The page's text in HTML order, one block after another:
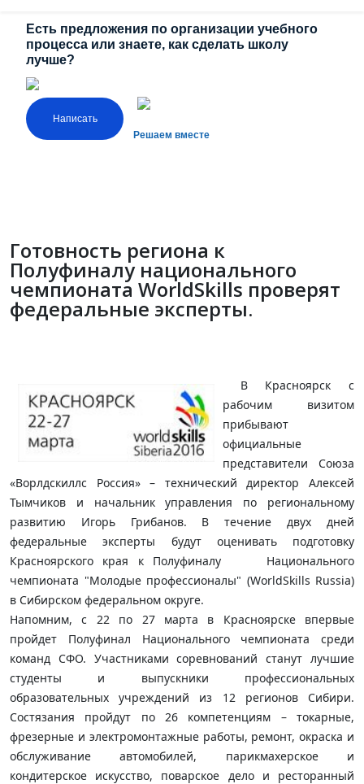
Есть предложения по организации учебного
процесса или знаете, как сделать школу
лучше?
Написать
Решаем вместе
Готовность региона к
Полуфиналу национального
чемпионата WorldSkills проверят
федеральные эксперты.
В Красноярск с
рабочим визитом
прибывают
официальные
представители Союза
«Ворлдскиллс Россия» – технический директор Алексей
Тымчиков и начальник управления по региональному
развитию Игорь Грибанов. В течение двух дней
федеральные эксперты будут оценивать подготовку
Красноярского края к Полуфиналу Национального
чемпионата "Молодые профессионалы" (WorldSkills Russia)
в Сибирском федеральном округе.
Напомним, с 22 по 27 марта в Красноярске впервые
пройдет Полуфинал Национального чемпионата среди
команд СФО. Участниками соревнований станут лучшие
студенты и выпускники профессиональных
образовательных учреждений из 12 регионов Сибири.
Состязания пройдут по 26 компетенциям – токарные,
фрезерные и электромонтажные работы, ремонт, окраска и
обслуживание автомобилей, парикмахерское и
кондитерское искусство, поварское дело и ресторанный